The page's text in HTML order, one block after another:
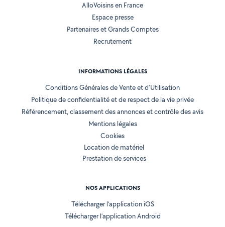
AlloVoisins en France
Espace presse
Partenaires et Grands Comptes
Recrutement
INFORMATIONS LÉGALES
Conditions Générales de Vente et d'Utilisation
Politique de confidentialité et de respect de la vie privée
Référencement, classement des annonces et contrôle des avis
Mentions légales
Cookies
Location de matériel
Prestation de services
NOS APPLICATIONS
Télécharger l’application iOS
Télécharger l’application Android